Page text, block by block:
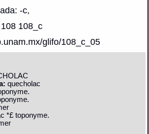
-c,
108_c
glifo/108_c_05
quecholac
*£ toponyme.